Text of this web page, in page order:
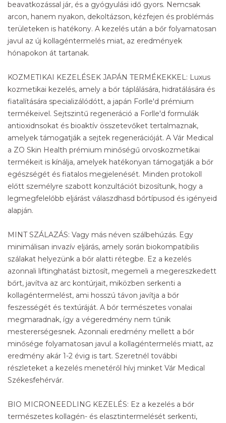
beavatkozással jár, és a gyógyulási idő gyors. Nemcsak
arcon, hanem nyakon, dekoltázson, kézfejen és problémás
területeken is hatékony. A kezelés után a bőr folyamatosan
javul az új kollagéntermelés miat, az eredmények
hónapokon át tartanak.
KOZMETIKAI KEZELÉSEK JAPÁN TERMÉKEKKEL: Luxus
kozmetikai kezelés, amely a bőr táplálására, hidratálására és
fiatalítására specializálódótt, a japán Forlle'd prémium
termékeivel. Sejtszintű regeneráció a Forlle'd formulák
antioxidnsokat és bioaktív összetevőket tertalmaznak,
amelyek támogatják a sejtek regenerációját. A Vár Medical
a ZO Skin Health prémium minőségű orvoskozmetikai
termékeit is kínálja, amelyek hatékonyan támogatják a bőr
egészségét és fiatalos megjelenését. Minden protokoll
előtt személyre szabott konzultációt bizosítunk, hogy a
legmegfelelőbb eljárást válaszdhasd bőrtípusod és igényeid
alapján.
MINT SZÁLAZÁS: Vagy más néven szálbehúzás. Egy
minimálisan invazív eljárás, amely során biokompatibilis
szálakat helyezünk a bőr alatti rétegbe. Ez a kezelés
azonnali liftinghatást biztosít, megemeli a megereszkedett
bőrt, javítva az arc kontúrjait, miközben serkenti a
kollagéntermelést, ami hosszú távon javítja a bőr
feszességét és textúráját. A bőr természetes vonalai
megmaradnak, így a végeredmény nem tűnik
mestererségesnek. Azonnali eredmény mellett a bőr
minősége folyamatosan javul a kollagéntermelés miatt, az
eredmény akár 1-2 évig is tart. Szeretnél további
részleteket a kezelés menetéről hívj minket Vár Medical
Székesfehérvár.
BIO MICRONEEDLING KEZELÉS: Ez a kezelés a bőr
természetes kollagén- és elasztintermelését serkenti,